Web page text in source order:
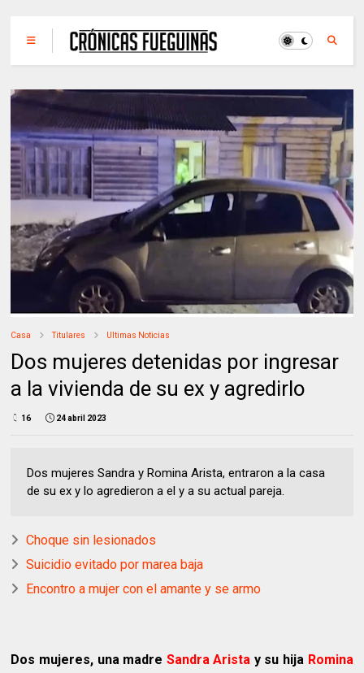
Casa Titulares Ultimas Noticias
Dos mujeres detenidas por ingresar
a la vivienda de su ex y agredirlo
16 24 abril 2023
Dos mujeres Sandra y Romina Arista, entraron a la casa
de su ex y lo agredieron a el y a su actual pareja.
Choque sin lesionados
Suicidio evitado por marea baja
Encontro a mujer con el amante y se armo
Dos mujeres, una madre Sandra Arista y su hija Romina